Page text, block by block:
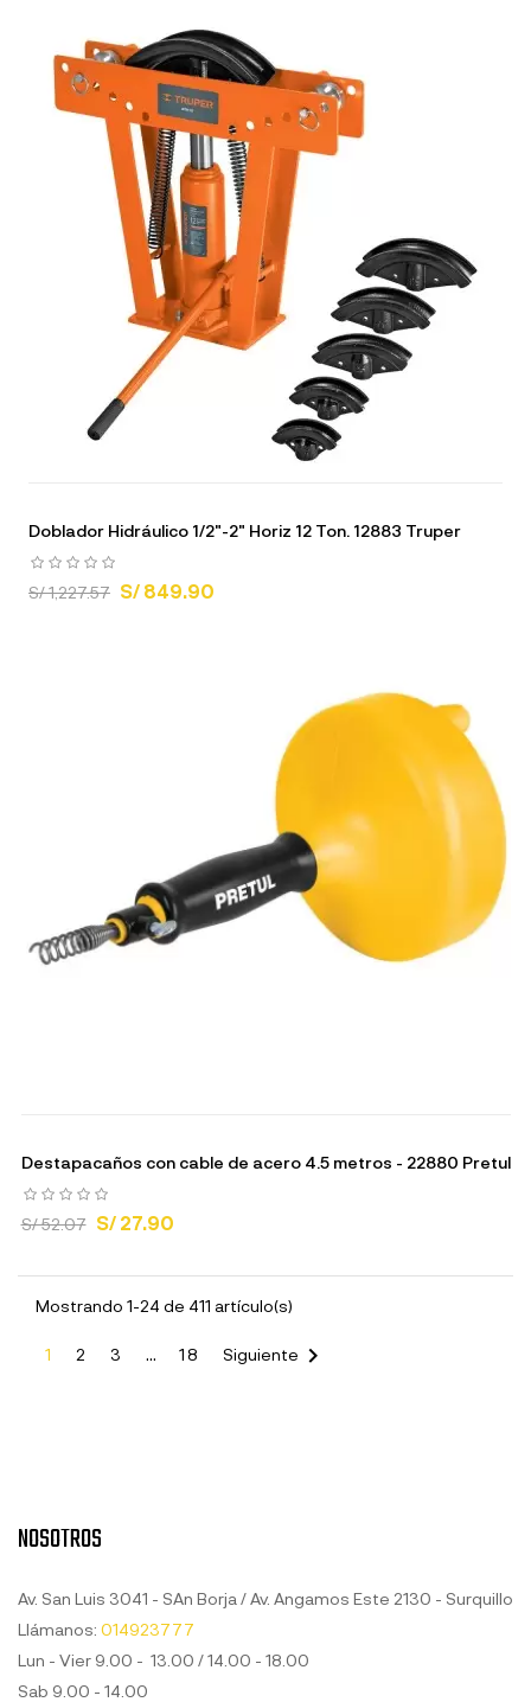
Doblador Hidráulico 1/2"-2" Horiz 12 Ton. 12883 Truper
S/ 1,227.57 S/ 849.90
Destapacaños con cable de acero 4.5 metros - 22880 Pretul
S/ 52.07 S/ 27.90
Mostrando 1-24 de 411 artículo(s)
1 2 3 … 18 Siguiente 
NOSOTROS
Av. San Luis 3041 - SAn Borja / Av. Angamos Este 2130 - Surquillo
Llámanos: 014923777
Lun - Vier 9.00 - 13.00 / 14.00 - 18.00
Sab 9.00 - 14.00